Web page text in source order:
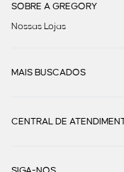
SOBRE A GREGORY
Nossas Lojas
MAIS BUSCADOS
CENTRAL DE